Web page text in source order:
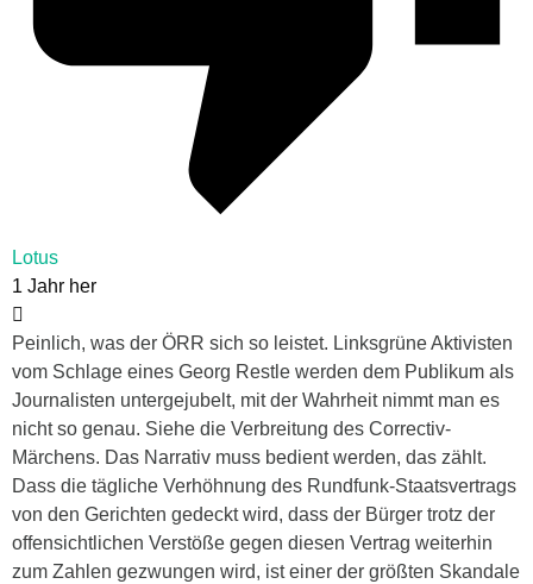
Lotus
1 Jahr her
Peinlich, was der ÖRR sich so leistet. Linksgrüne Aktivisten
vom Schlage eines Georg Restle werden dem Publikum als
Journalisten untergejubelt, mit der Wahrheit nimmt man es
nicht so genau. Siehe die Verbreitung des Correctiv-
Märchens. Das Narrativ muss bedient werden, das zählt.
Dass die tägliche Verhöhnung des Rundfunk-Staatsvertrags
von den Gerichten gedeckt wird, dass der Bürger trotz der
offensichtlichen Verstöße gegen diesen Vertrag weiterhin
zum Zahlen gezwungen wird, ist einer der größten Skandale